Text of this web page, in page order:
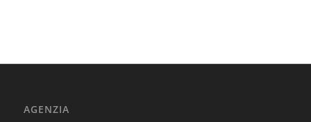
AGENZIA